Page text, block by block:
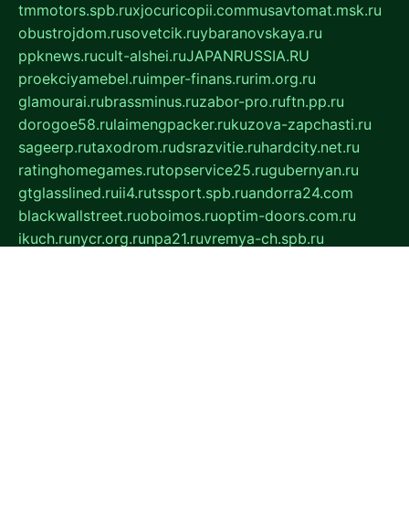
tmmotors.spb.ruxjocuricopii.commusavtomat.msk.ru
obustrojdom.rusovetcik.ruybaranovskaya.ru
ppknews.rucult-alshei.ruJAPANRUSSIA.RU
proekciyamebel.ruimper-finans.rurim.org.ru
glamourai.rubrassminus.ruzabor-pro.ruftn.pp.ru
dorogoe58.rulaimengpacker.rukuzova-zapchasti.ru
sageerp.rutaxodrom.rudsrazvitie.ruhardcity.net.ru
ratinghomegames.rutopservice25.rugubernyan.ru
gtglasslined.ruii4.rutssport.spb.ruandorra24.com
blackwallstreet.ruoboimos.ruoptim-doors.com.ru
ikuch.runycr.org.runpa21.ruvremya-ch.spb.ru